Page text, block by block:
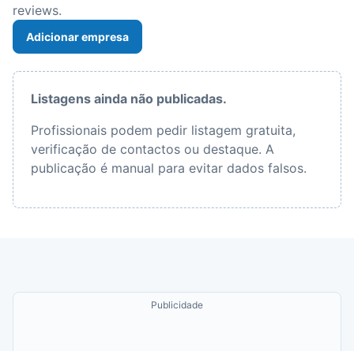
reviews.
Adicionar empresa
Listagens ainda não publicadas.
Profissionais podem pedir listagem gratuita,
verificação de contactos ou destaque. A
publicação é manual para evitar dados falsos.
Publicidade